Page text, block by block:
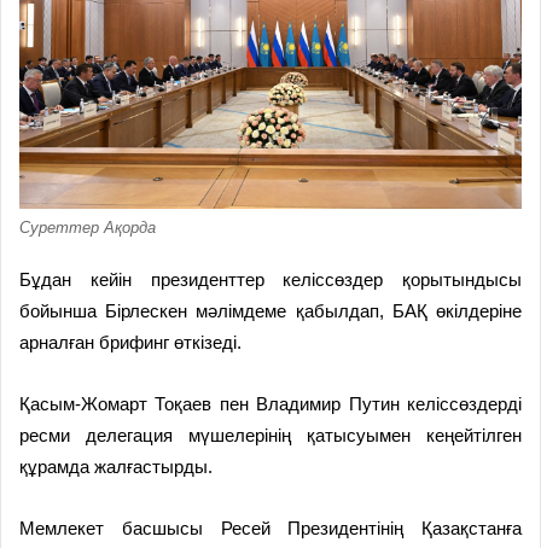
Суреттер Ақорда
Бұдан кейін президенттер келіссөздер қорытындысы
бойынша Бірлескен мәлімдеме қабылдап, БАҚ өкілдеріне
арналған брифинг өткізеді.
Қасым-Жомарт Тоқаев пен Владимир Путин келіссөздерді
ресми делегация мүшелерінің қатысуымен кеңейтілген
құрамда жалғастырды.
Мемлекет басшысы Ресей Президентінің Қазақстанға